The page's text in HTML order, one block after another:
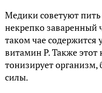
Медики советуют
некрепко заваренный
таком чае
витамин Р. Также этот
тонизирует организм,
силы.